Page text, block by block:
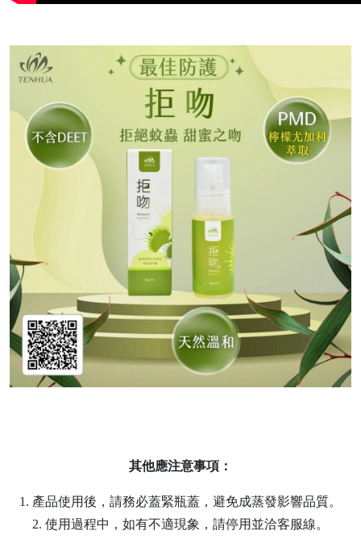
其他應注意事項：
1. 產品使用後，請務必蓋緊瓶蓋，避免成蒸發影響品質。
2. 使用過程中，如有不適現象，請停用並洽客服線。